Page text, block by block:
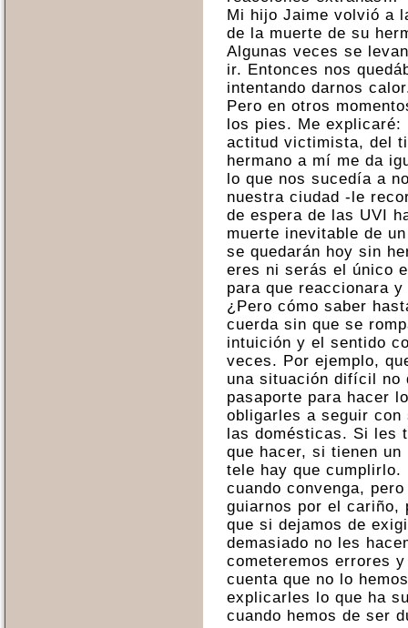
Mi hijo Jaime volvió a
de la muerte de su
Algunas veces se
ir. Entonces nos
intentando darnos
Pero en otros
los pies. Me explicaré:
actitud victimista, del
hermano a mí me da
lo que nos sucedía a
nuestra ciudad -le
de espera de las UVI
muerte inevitable de
se quedarán hoy sin
eres ni serás el único
para que reaccionara
¿Pero cómo saber
cuerda sin que se
intuición y el sentido
veces. Por ejemplo,
una situación difícil no
pasaporte para hacer
obligarles a seguir
las domésticas. Si les
que hacer, si tienen
tele hay que cumplirlo.
cuando convenga,
guiarnos por el cariño,
que si dejamos de
demasiado no les
cometeremos errores
cuenta que no lo
explicarles lo que ha
cuando hemos de ser